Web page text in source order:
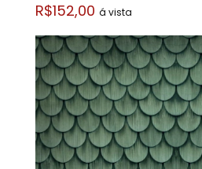
R$152,00 á vista